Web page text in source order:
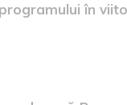
în